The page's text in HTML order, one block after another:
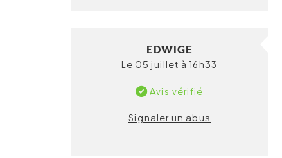
EDWIGE
Le 05 juillet à 16h33
Avis vérifié
Signaler un abus